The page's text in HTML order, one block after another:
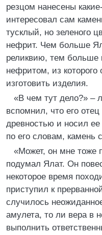
резцом нанесены
интересовал сам
тусклый, но зеленого
нефрит. Чем больше
реликвию, тем больше
нефритом, из
изготовить изделия.
«В чем тут дело?» –
вспомнил, что его
древностью и носил
по его словам, камень
«Может, он мне тоже
подумал Ялат. Он
некоторое время
приступил к
случилось
амулета, то ли вера в
выполнить